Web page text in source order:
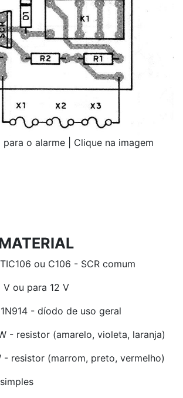
para o alarme | Clique na imagem
ou C106 - SCR comum
V ou para 12 V
- díodo de uso geral
- resistor (amarelo, violeta, laranja)
- resistor (marrom, preto, vermelho)